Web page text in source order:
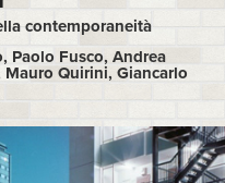
contemporaneità
Paolo Fusco, Andrea
Quirini, Giancarlo